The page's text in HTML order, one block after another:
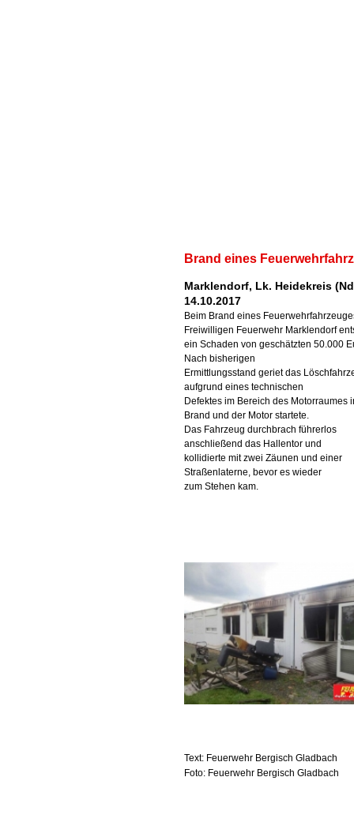
Brand eines
Marklendorf, Lk. Heidekreis
14.10.2017
Beim Brand eines
Freiwilligen Feuerwehr Marklendorf
ein Schaden von geschätzten 50.000
Nach bisherigen
Ermittlungsstand geriet das
aufgrund eines technischen
Defektes im Bereich des Motorraumes
Brand und der Motor startete.
Das Fahrzeug durchbrach führerlos
anschließend das Hallentor und
kollidierte mit zwei Zäunen und einer
Straßenlaterne, bevor es wieder
zum Stehen kam.
Text: Feuerwehr Bergisch Gladbach
Foto: Feuerwehr Bergisch Gladbach